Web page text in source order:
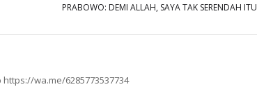
PRABOWO: DEMI ALLAH, SAYA TAK SERENDAH ITU
wa.me/6285773537734